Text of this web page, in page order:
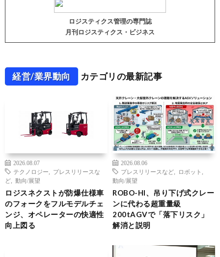
ロジスティクス管理の専門誌
月刊ロジスティクス・ビジネス
経営/業界動向 カテゴリの最新記事
2026.08.07
テクノロジー
プレスリリースな
ど
動向/展望
ロジスネクストが防爆仕様車
のフォークをフルモデルチェ
ンジ、オペレーターの快適性
向上図る
2026.08.06
プレスリリースなど
ロボット
動向/展望
ROBO-HI、吊り下げ式クレー
ンに代わる超重量級
200tAGVで「落下リスク」
解消と説明